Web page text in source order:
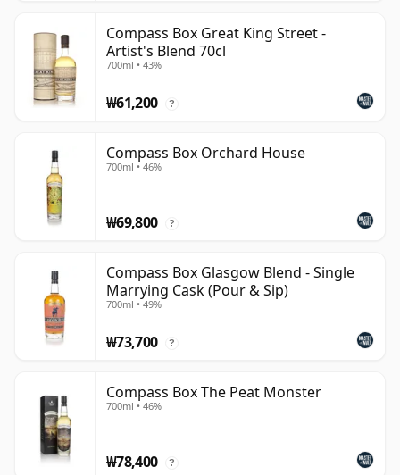
Compass Box Great King Street -
Artist's Blend 70cl
700ml • 43%
₩61,200 ?
Compass Box Orchard House
700ml • 46%
₩69,800 ?
Compass Box Glasgow Blend - Single
Marrying Cask (Pour & Sip)
700ml • 49%
₩73,700 ?
Compass Box The Peat Monster
700ml • 46%
₩78,400 ?